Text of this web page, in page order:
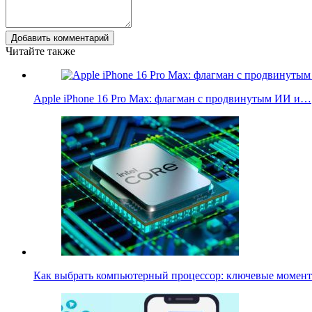
Добавить комментарий
Читайте также
Apple iPhone 16 Pro Max: флагман с продвинутым ИИ и…
Как выбрать компьютерный процессор: ключевые